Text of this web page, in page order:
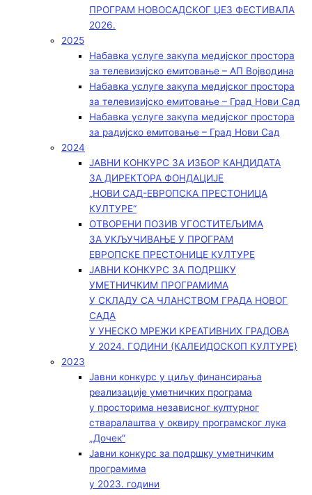
ПРОГРАМ НОВОСАДСКОГ ЏЕЗ ФЕСТИВАЛА
2026.
2025
Набавка услуге закупа медијског простора
за телевизијско емитовање – АП Војводинa
Набавка услуге закупа медијског простора
за телевизијско емитовање – Град Нови Сад
Набавка услуге закупа медијског простора
за радијско емитовање – Град Нови Сад
2024
ЈАВНИ КОНКУРС ЗА ИЗБОР КАНДИДАТА
ЗА ДИРЕКТОРА ФОНДАЦИЈЕ
„НОВИ САД-ЕВРОПСКА ПРЕСТОНИЦА
КУЛТУРЕ“
ОТВОРЕНИ ПОЗИВ УГОСТИТЕЉИМА
ЗА УКЉУЧИВАЊЕ У ПРОГРАМ
ЕВРОПСКЕ ПРЕСТОНИЦЕ КУЛТУРЕ
ЈАВНИ КОНКУРС ЗА ПОДРШКУ
УМЕТНИЧКИМ ПРОГРАМИМА
У СКЛАДУ СА ЧЛАНСТВОМ ГРАДА НОВОГ
САДА
У УНЕСКО МРЕЖИ КРЕАТИВНИХ ГРАДОВА
У 2024. ГОДИНИ (КАЛЕИДОСКОП КУЛТУРЕ)
2023
Јавни конкурс у циљу финансирања
реализације уметничких програма
у просторима независног културног
стваралаштва у оквиру програмског лука
„Дочек”
Јавни конкурс за подршку уметничким
програмима
у 2023. години